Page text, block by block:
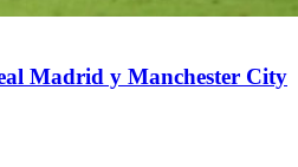
Madrid y Manchester City